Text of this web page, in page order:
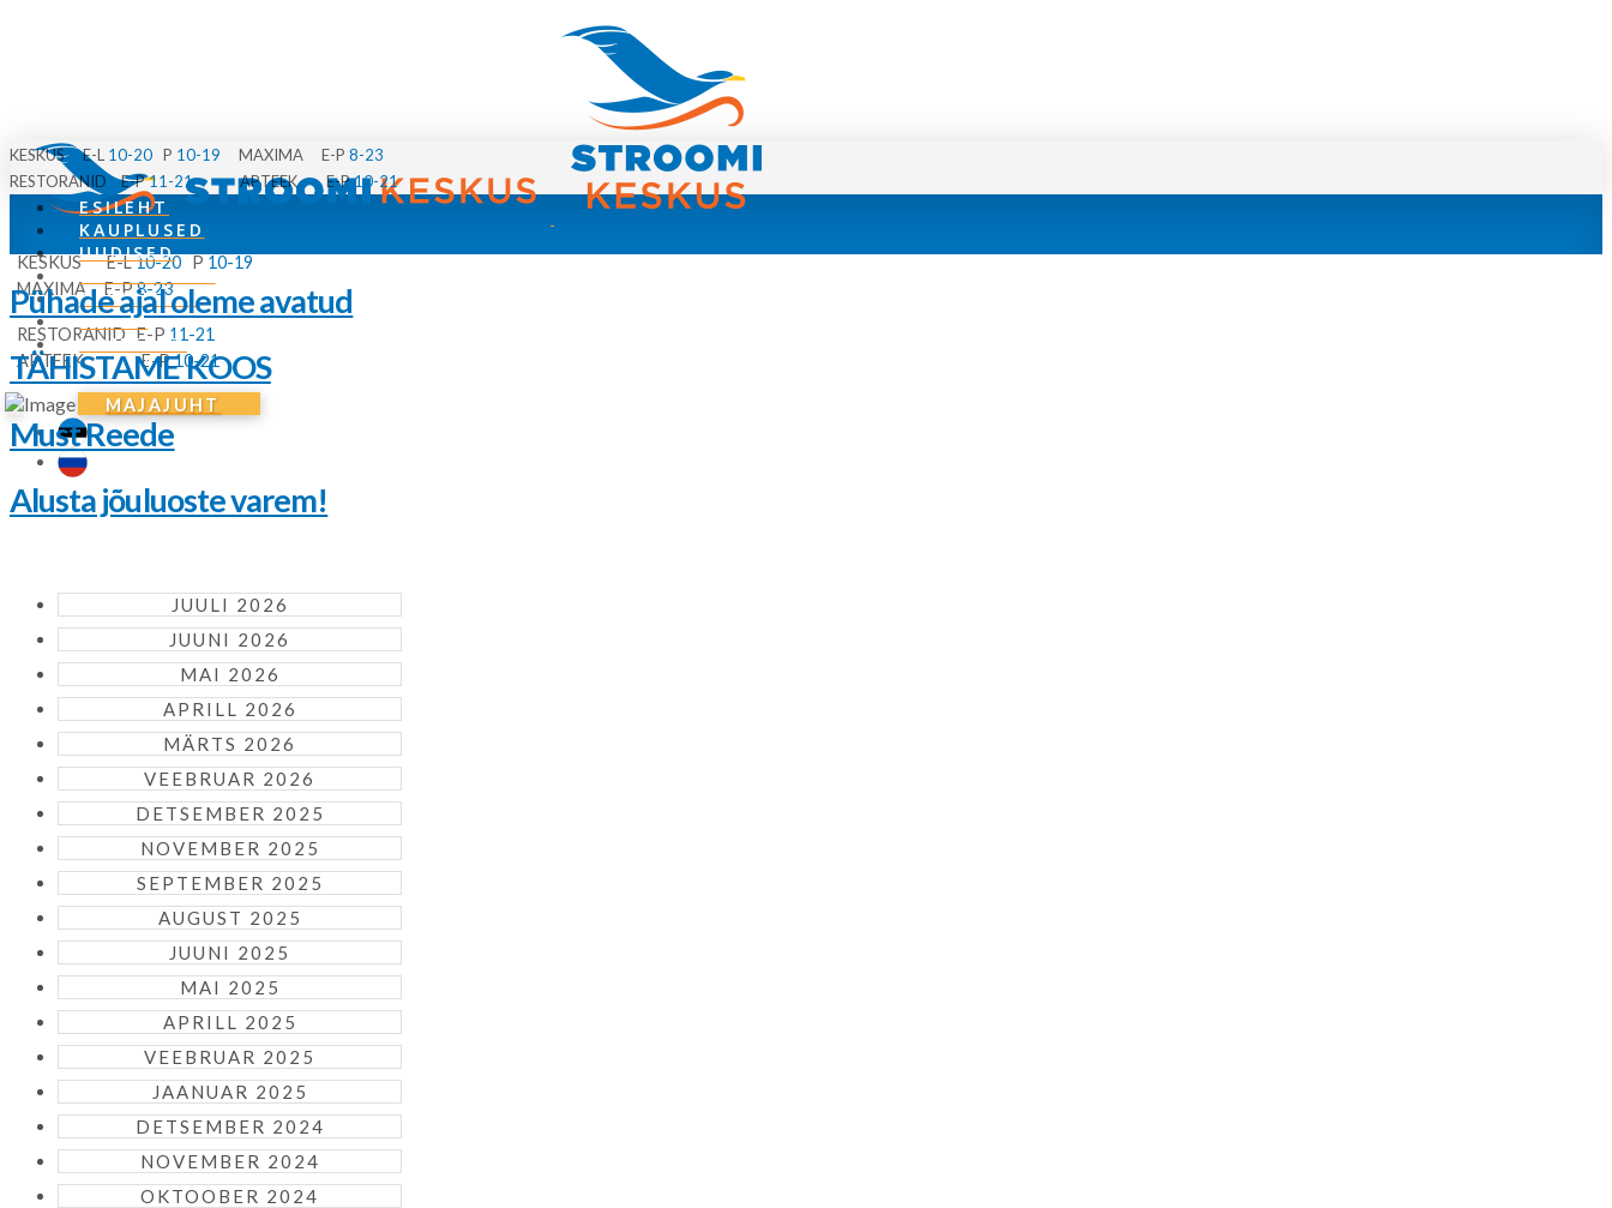
KESKUS E-L10-20 P 10-19
MAXIMA E-P8-23
RESTORANID E-P 11-21
APTEEK E-P10-21
KESKUS E-L 10-20 P 10-19 MAXIMA E-P 8-23
RESTORANID E-P11-21 APTEEK E-P10-21
ESILEHT
KAUPLUSED
UUDISED
SÜNDMUSED
PARKIMINE
MEIST
KONTAKT
MENÜÜ
MAJAJUHT
Pühade ajal oleme avatud
TÄHISTAME KOOS
Must Reede
Alusta jõuluoste varem!
JUULI 2026
JUUNI 2026
MAI 2026
APRILL 2026
MÄRTS 2026
VEEBRUAR 2026
DETSEMBER 2025
NOVEMBER 2025
SEPTEMBER 2025
AUGUST 2025
JUUNI 2025
MAI 2025
APRILL 2025
VEEBRUAR 2025
JAANUAR 2025
DETSEMBER 2024
NOVEMBER 2024
OKTOOBER 2024